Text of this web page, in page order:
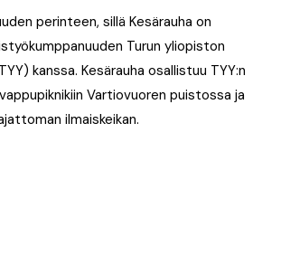
perinteen, sillä Kesärauha on
Turun yliopiston
kanssa. Kesärauha osallistuu TYY:n
Vartiovuoren puistossa ja
ilmaiskeikan.